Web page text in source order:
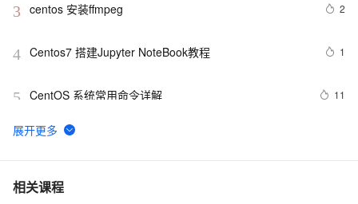
3 centos 安装ffmpeg 2
4 Centos7 搭建Jupyter NoteBook教程 1
5 CentOS 系统常用命令详解 11
6 centos7.0环境下安装MySql_8.0.12
7 【clickhouse】在CentOS中离线安装clickhouse
相关课程